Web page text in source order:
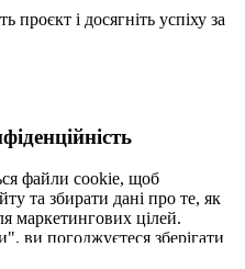
проєкт і досягніть успіху за
файли cookie, щоб
та збирати дані про те, як
маркетингових цілей.
ви погоджуєтеся зберігати